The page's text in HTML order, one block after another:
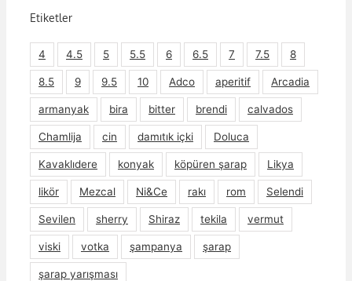
Etiketler
4 4.5 5 5.5 6 6.5 7 7.5 8
8.5 9 9.5 10 Adco aperitif Arcadia
armanyak bira bitter brendi calvados
Chamlija cin damıtık içki Doluca
Kavaklıdere konyak köpüren şarap Likya
likör Mezcal Ni&Ce rakı rom Selendi
Sevilen sherry Shiraz tekila vermut
viski votka şampanya şarap
şarap yarışması